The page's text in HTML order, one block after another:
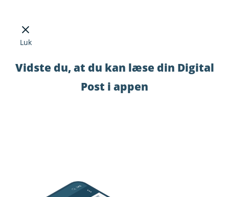
Luk
Vidste du, at du kan læse din Digital
Post i appen